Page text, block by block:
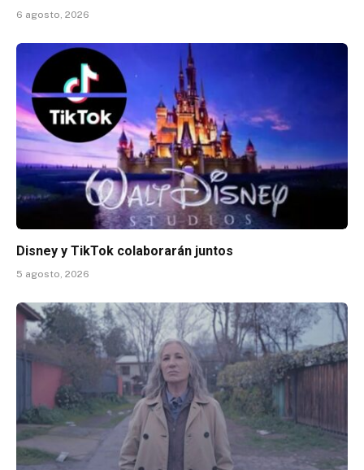
6 agosto, 2026
Disney y TikTok colaborarán juntos
5 agosto, 2026